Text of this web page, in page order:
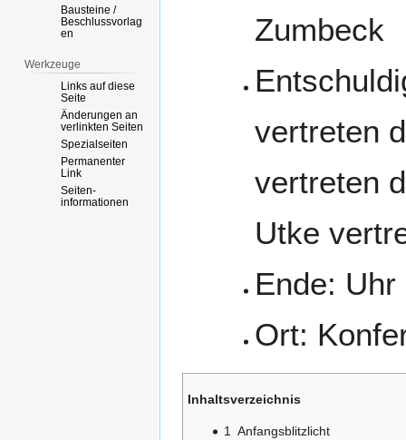
Zumbeck
vertreten
vertreten
Utke
Ende: Uhr
Ort:
Inhaltsverzeichnis
1 Anfangsblitzlicht
Bausteine /
Beschlussvorlag
en
Werkzeuge
Links auf diese
Seite
Änderungen an
verlinkten Seiten
Spezialseiten
Permanenter
Link
Seiten­­
informationen